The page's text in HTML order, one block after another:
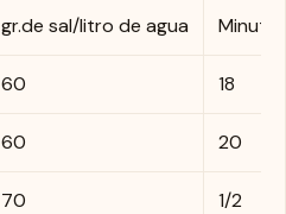
gr.de sal/litro de agua
60 18
60 20
70 1/2